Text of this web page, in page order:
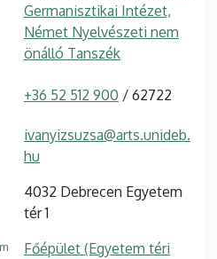
Germanisztikai Intézet,
Német Nyelvészeti nem
önálló Tanszék
+36 52 512 900 / 62722
ivanyizsuzsa@arts.unideb.
hu
4032 Debrecen Egyetem
tér 1
Főépület (Egyetem téri